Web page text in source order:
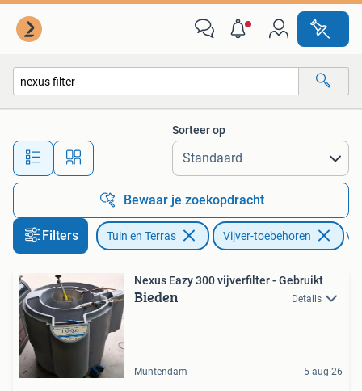
Alle afstanden…
Sorteer op
Bewaar je zoekopdracht
Filters Tuin en Terras Vijver-toebehoren
Nexus Eazy 300 vijverfilter - Gebruikt
Bieden Details
Muntendam 5 aug 26